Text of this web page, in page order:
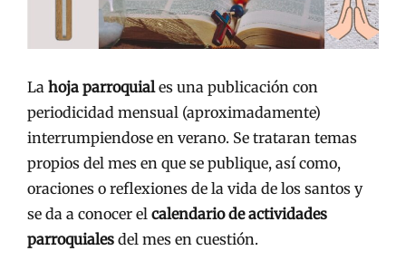
La hoja parroquiales una publicación con
periodicidad mensual (aproximadamente)
interrumpiendose en verano. Se trataran temas
propios del mes en que se publique, así como,
oraciones o reflexiones de la vida de los santos y
se da a conocer el calendario de actividades
parroquiales del mes en cuestión.